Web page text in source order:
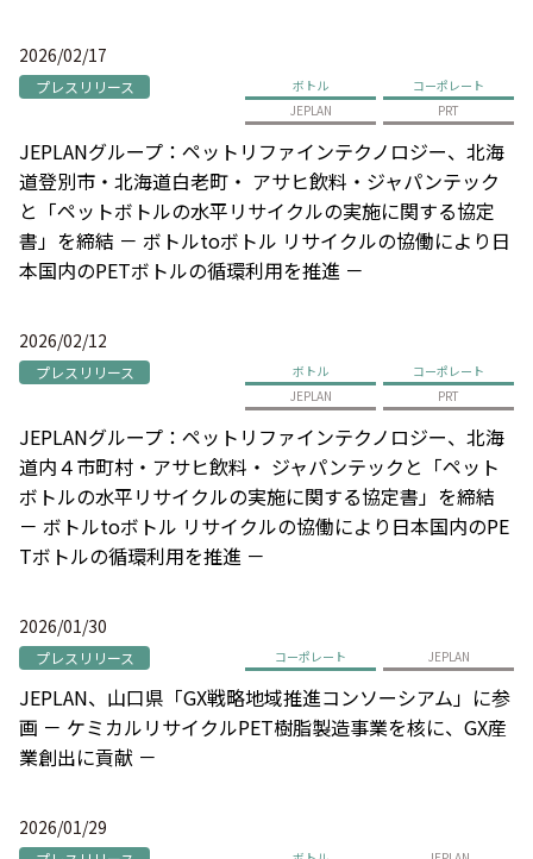
2026/02/17
プレスリリース ボトル
コーポレート
JEPLAN
PRT
JEPLANグループ：ペットリファインテクノロジー、北海
道登別市・北海道白老町・ アサヒ飲料・ジャパンテック
と「ペットボトルの水平リサイクルの実施に関する協定
書」を締結 － ボトルtoボトル リサイクルの協働により日
本国内のPETボトルの循環利用を推進 －
2026/02/12
プレスリリース ボトル
コーポレート
JEPLAN
PRT
JEPLANグループ：ペットリファインテクノロジー、北海
道内４市町村・アサヒ飲料・ ジャパンテックと「ペット
ボトルの水平リサイクルの実施に関する協定書」を締結
－ ボトルtoボトル リサイクルの協働により日本国内のPE
Tボトルの循環利用を推進 －
2026/01/30
プレスリリース コーポレート JEPLAN
JEPLAN、山口県「GX戦略地域推進コンソーシアム」に参
画 － ケミカルリサイクルPET樹脂製造事業を核に、GX産
業創出に貢献 －
2026/01/29